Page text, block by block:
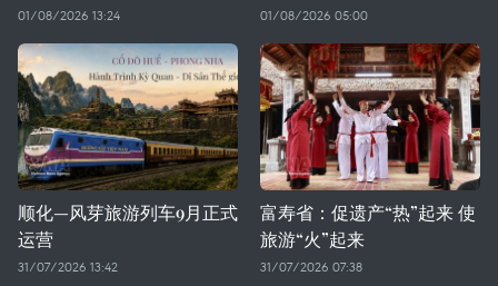
01/08/2026 13:24 01/08/2026 05:00
顺化—风芽旅游列车9月正式
运营
31/07/2026 13:42
富寿省：促遗产“热”起来 使
旅游“火”起来
31/07/2026 07:38